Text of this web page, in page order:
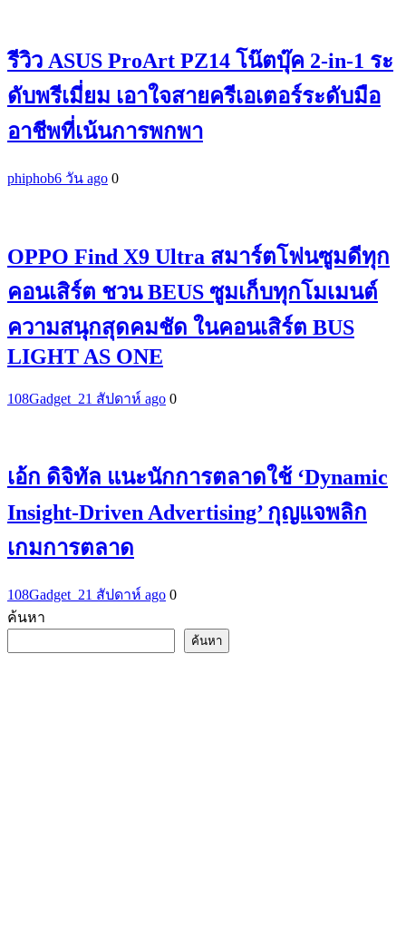
รีวิว ASUS ProArt PZ14 โน๊ตบุ๊ค 2-in-1 ระ
ดับพรีเมี่ยม เอาใจสายครีเอเตอร์ระดับมือ
อาชีพที่เน้นการพกพา
phiphob6 วัน ago 0
OPPO Find X9 Ultra สมาร์ตโฟนซูมดีทุก
คอนเสิร์ต ชวน BEUS ซูมเก็บทุกโมเมนต์
ความสนุกสุดคมชัด ในคอนเสิร์ต BUS
LIGHT AS ONE
108Gadget_21 สัปดาห์ ago 0
เอ้ก ดิจิทัล แนะนักการตลาดใช้ ‘Dynamic
Insight-Driven Advertising’ กุญแจพลิก
เกมการตลาด
108Gadget_21 สัปดาห์ ago 0
ค้นหา
ค้นหา